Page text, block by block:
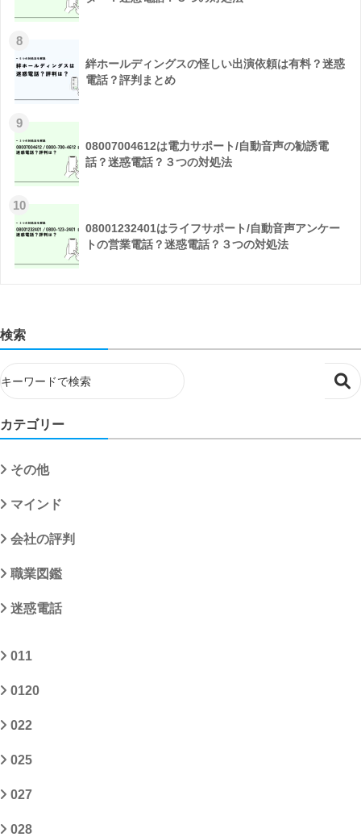
8
絆ホールディングスの怪しい出演依頼は有料？迷惑
電話？評判まとめ
9
08007004612は電力サポート/自動音声の勧誘電
話？迷惑電話？３つの対処法
10
08001232401はライフサポート/自動音声アンケー
トの営業電話？迷惑電話？３つの対処法
検索
カテゴリー
その他
マインド
会社の評判
職業図鑑
迷惑電話
011
0120
022
025
027
028